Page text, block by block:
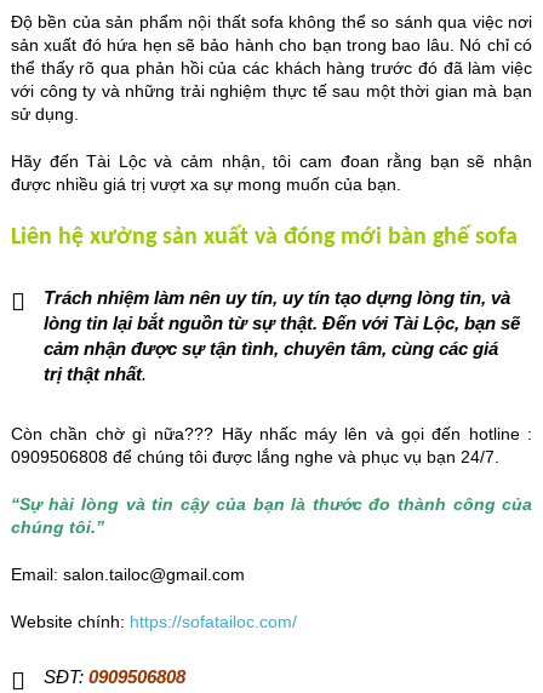
Độ bền của sản phẩm nội thất sofa không thể so sánh qua việc nơi
sản xuất đó hứa hẹn sẽ bảo hành cho bạn trong bao lâu. Nó chỉ có
thể thấy rõ qua phản hồi của các khách hàng trước đó đã làm việc
với công ty và những trải nghiệm thực tế sau một thời gian mà bạn
sử dụng.
Hãy đến Tài Lộc và cảm nhận, tôi cam đoan rằng bạn sẽ nhận
được nhiều giá trị vượt xa sự mong muốn của bạn.
Liên hệ xưởng sản xuất và đóng mới bàn ghế sofa
Trách nhiệm làm nên uy tín, uy tín tạo dựng lòng tin, và
lòng tin lại bắt nguồn từ sự thật. Đến với Tài Lộc, bạn sẽ
cảm nhận được sự tận tình, chuyên tâm, cùng các giá
trị thật nhất.
Còn chần chờ gì nữa??? Hãy nhấc máy lên và gọi đến hotline :
0909506808 để chúng tôi được lắng nghe và phục vụ bạn 24/7.
“Sự hài lòng và tin cậy của bạn là thước đo thành công của
chúng tôi.”
Email: salon.tailoc@gmail.com
Website chính: https://sofatailoc.com/
SĐT: 0909506808